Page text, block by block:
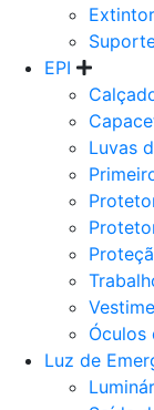
EPI
Luvas
Óculos
Luz de